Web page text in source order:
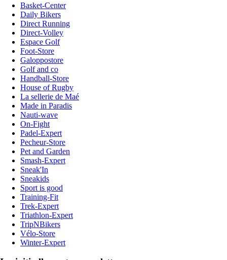
Basket-Center
Daily Bikers
Direct Running
Direct-Volley
Espace Golf
Foot-Store
Galoppostore
Golf and co
Handball-Store
House of Rugby
La sellerie de Maé
Made in Paradis
Nauti-wave
On-Fight
Padel-Expert
Pecheur-Store
Pet and Garden
Smash-Expert
Sneak'In
Sneakids
Sport is good
Training-Fit
Trek-Expert
Triathlon-Expert
TripNBikers
Vélo-Store
Winter-Expert